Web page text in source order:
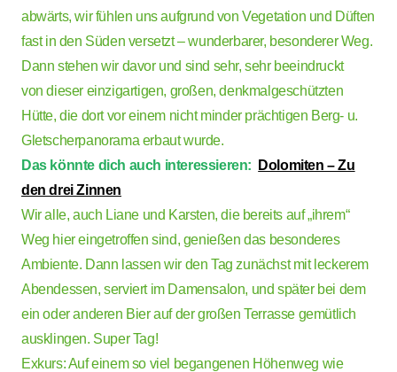
abwärts, wir fühlen uns aufgrund von Vegetation und Düften
fast in den Süden versetzt – wunderbarer, besonderer Weg.
Dann stehen wir davor und sind sehr, sehr beeindruckt
von dieser einzigartigen, großen, denkmalgeschützten
Hütte, die dort vor einem nicht minder prächtigen Berg- u.
Gletscherpanorama erbaut wurde.
Das könnte dich auch interessieren:
Dolomiten – Zu
den drei Zinnen
Wir alle, auch Liane und Karsten, die bereits auf „ihrem“
Weg hier eingetroffen sind, genießen das besonderes
Ambiente. Dann lassen wir den Tag zunächst mit leckerem
Abendessen, serviert im Damensalon, und später bei dem
ein oder anderen Bier auf der großen Terrasse gemütlich
ausklingen. Super Tag!
Exkurs: Auf einem so viel begangenen Höhenweg wie